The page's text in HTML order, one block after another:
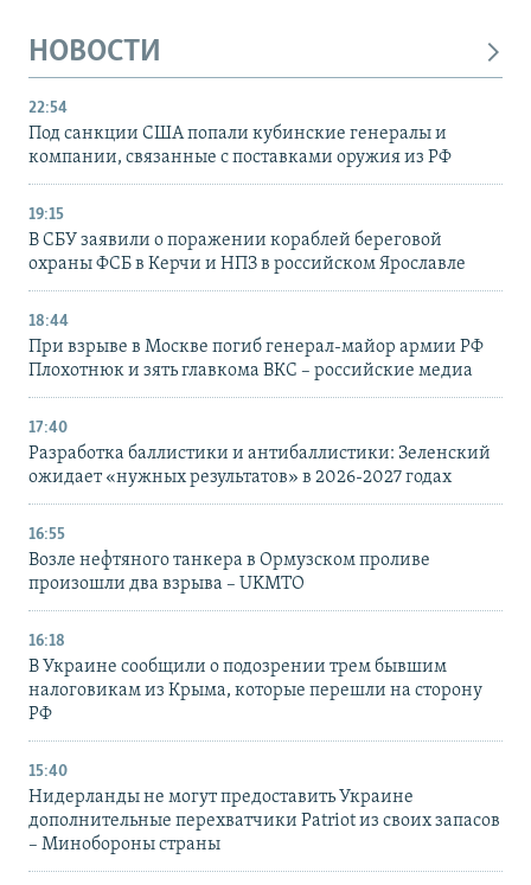
НОВОСТИ
22:54
Под санкции США попали кубинские генералы и
компании, связанные с поставками оружия из РФ
19:15
В СБУ заявили о поражении кораблей береговой
охраны ФСБ в Керчи и НПЗ в российском Ярославле
18:44
При взрыве в Москве погиб генерал-майор армии РФ
Плохотнюк и зять главкома ВКС – российские медиа
17:40
Разработка баллистики и антибаллистики: Зеленский
ожидает «нужных результатов» в 2026-2027 годах
16:55
Возле нефтяного танкера в Ормузском проливе
произошли два взрыва – UKMTO
16:18
В Украине сообщили о подозрении трем бывшим
налоговикам из Крыма, которые перешли на сторону
РФ
15:40
Нидерланды не могут предоставить Украине
дополнительные перехватчики Patriot из своих запасов
– Минобороны страны